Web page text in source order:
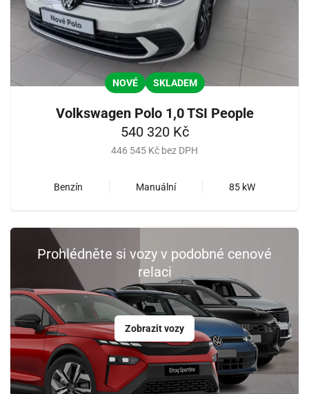
NOVÉ SKLADEM
Volkswagen Polo 1,0 TSI People
540 320 Kč
446 545 Kč bez DPH
Benzín Manuální 85 kW
Prohlédněte si vozy v podobné cenové
relaci
Zobrazit vozy